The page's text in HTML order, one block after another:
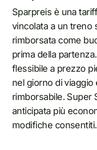
Sparpreis è una
vincolata a un treno
rimborsata come
prima della
flessibile a prezzo
nel giorno di
rimborsabile. Super
anticipata più
modifiche consentiti.